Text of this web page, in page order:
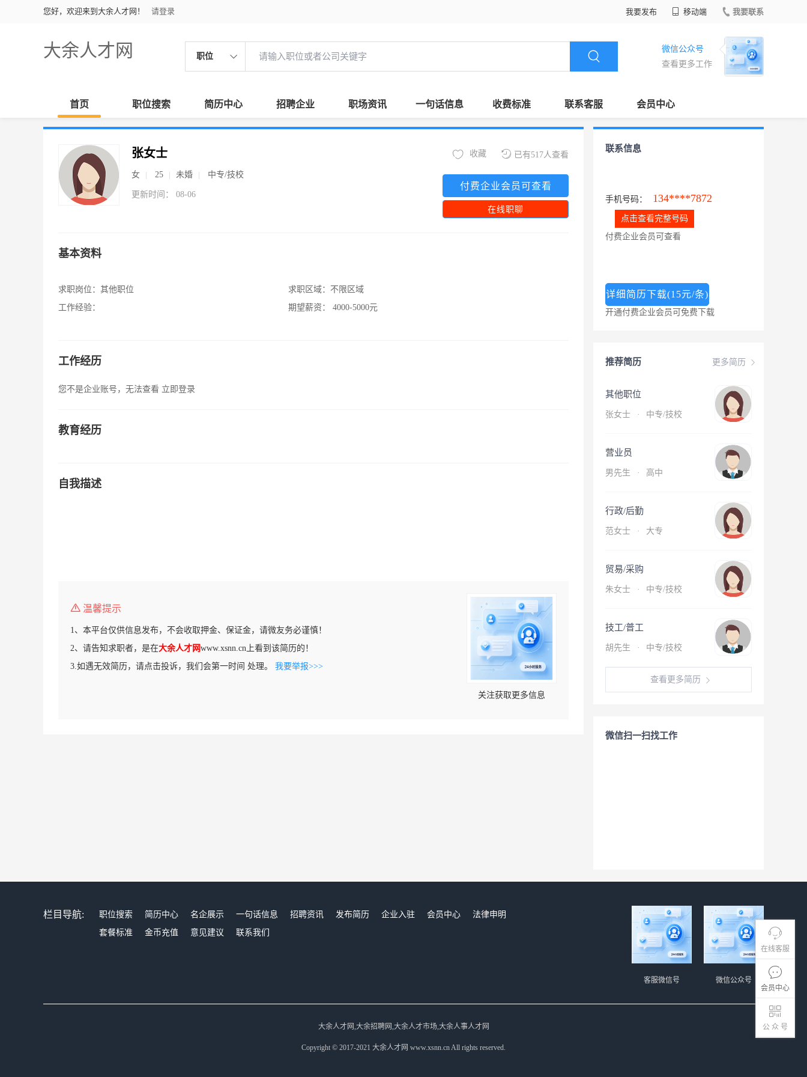
您好，欢迎来到大余人才网！ 请登录 我要发布 移动端 我要联系
大余人才网 职位
微信公众号
查看更多工作
首页 职位搜索 简历中心 招聘企业 职场资讯 一句话信息 收费标准 联系客服 会员中心
在线客服
会员中心
公 众 号
张女士
女 25 未婚 中专/技校
更新时间： 08-06
已有517人查看
收藏
付费企业会员可查看
在线职聊
基本资料
求职岗位： 其他职位
工作经验：
求职区域： 不限区域
期望薪资：
4000-5000元
工作经历
您不是企业账号，无法查看 立即登录
教育经历
自我描述
温馨提示
1、本平台仅供信息发布，不会收取押金、保证金，请微友务必谨慎！
2、请告知求职者，是在大余人才网www.xsnn.cn上看到该简历的！
3.如遇无效简历，请点击投诉，我们会第一时间 处理。 我要举报>>>
关注获取更多信息
联系信息
手机号码： 134****7872
点击查看完整号码
付费企业会员可查看
详细简历下载(15元/条)
开通付费企业会员可免费下载
更多简历
推荐简历
其他职位
张女士 · 中专/技校
营业员
男先生 · 高中
行政/后勤
范女士 · 大专
贸易/采购
朱女士 · 中专/技校
技工/普工
胡先生 · 中专/技校
查看更多简历
微信扫一扫找工作
栏目导航: 职位搜索 简历中心 名企展示 一句话信息 招聘资讯 发布简历 企业入驻 会员中心
法律申明
套餐标准
金币充值 意见建议 联系我们
微信公众号
客服微信号
大余人才网,大余招聘网,大余人才市场,大余人事人才网
Copyright © 2017-2021 大余人才网 www.xsnn.cn All rights reserved.